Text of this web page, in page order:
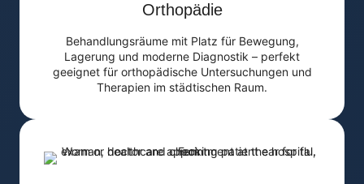
Orthopädie
Behandlungsräume mit Platz für Bewegung,
Lagerung und moderne Diagnostik – perfekt
geeignet für orthopädische Untersuchungen und
Therapien im städtischen Raum.